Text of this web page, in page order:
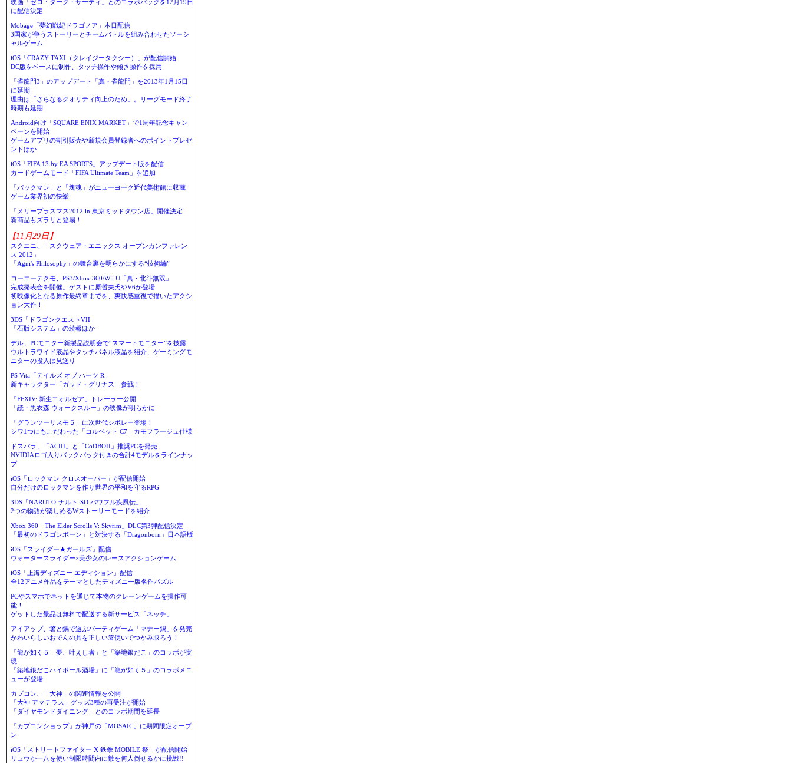
映画「ゼロ・ダーク・サーティ」とのコラボパックを12月19日
に配信決定
Mobage「夢幻戦紀ドラゴノア」本日配信
3国家が争うストーリーとチームバトルを組み合わせたソーシ
ャルゲーム
iOS「CRAZY TAXI（クレイジータクシー）」が配信開始
DC版をベースに制作、タッチ操作や傾き操作を採用
「雀龍門3」のアップデート「真・雀龍門」を2013年1月15日
に延期
理由は「さらなるクオリティ向上のため」。リーグモード終了
時期も延期
Android向け「SQUARE ENIX MARKET」で1周年記念キャン
ペーンを開始
ゲームアプリの割引販売や新規会員登録者へのポイントプレゼ
ントほか
iOS「FIFA 13 by EA SPORTS」アップデート版を配信
カードゲームモード「FIFA Ultimate Team」を追加
「パックマン」と「塊魂」がニューヨーク近代美術館に収蔵
ゲーム業界初の快挙
「メリープラスマス2012 in 東京ミッドタウン店」開催決定
新商品もズラリと登場！
【11月29日】
スクエニ、「スクウェア・エニックス オープンカンファレン
ス 2012」
「Agni's Philosophy」の舞台裏を明らかにする“技術編”
コーエーテクモ、PS3/Xbox 360/Wii U「真・北斗無双」
完成発表会を開催。ゲストに原哲夫氏やV6が登場
初映像化となる原作最終章までを、爽快感重視で描いたアクシ
ョン大作！
3DS「ドラゴンクエストVII」
「石版システム」の続報ほか
デル、PCモニター新製品説明会で“スマートモニター”を披露
ウルトラワイド液晶やタッチパネル液晶を紹介、ゲーミングモ
ニターの投入は見送り
PS Vita「テイルズ オブ ハーツ R」
新キャラクター「ガラド・グリナス」参戦！
「FFXIV: 新生エオルゼア」トレーラー公開
「続・黒衣森 ウォークスルー」の映像が明らかに
「グランツーリスモ５」に次世代シボレー登場！
シワ1つにもこだわった「コルベット C7」カモフラージュ仕様
ドスパラ、「ACIII」と「CoDBOII」推奨PCを発売
NVIDIAロゴ入りバックパック付きの合計4モデルをラインナッ
プ
iOS「ロックマン クロスオーバー」が配信開始
自分だけのロックマンを作り世界の平和を守るRPG
3DS「NARUTO-ナルト-SD パワフル疾風伝」
2つの物語が楽しめるWストーリーモードを紹介
Xbox 360「The Elder Scrolls V: Skyrim」DLC第3弾配信決定
「最初のドラゴンボーン」と対決する「Dragonborn」日本語版
iOS「スライダー★ガールズ」配信
ウォータースライダー×美少女のレースアクションゲーム
iOS「上海ディズニー エディション」配信
全12アニメ作品をテーマとしたディズニー版名作パズル
PCやスマホでネットを通じて本物のクレーンゲームを操作可
能！
ゲットした景品は無料で配送する新サービス「ネッチ」
アイアップ、箸と鍋で遊ぶパーティゲーム「マナー鍋」を発売
かわいらしいおでんの具を正しい箸使いでつかみ取ろう！
「龍が如く５ 夢、叶えし者」と「築地銀だこ」のコラボが実
現
「築地銀だこハイボール酒場」に「龍が如く５」のコラボメニ
ューが登場
カプコン、「大神」の関連情報を公開
「大神 アマテラス」グッズ3種の再受注が開始
「ダイヤモンドダイニング」とのコラボ期間を延長
「カプコンショップ」が神戸の「MOSAIC」に期間限定オープ
ン
iOS「ストリートファイター X 鉄拳 MOBILE 祭」が配信開始
リュウか一八を使い制限時間内に敵を何人倒せるかに挑戦!!